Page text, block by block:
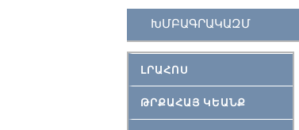
ԽՄԲԱԳՐԱԿԱԶՄ
ԼՐԱՀՈՍ
ԹՐՔԱՀԱՅ ԿԵԱՆՔ